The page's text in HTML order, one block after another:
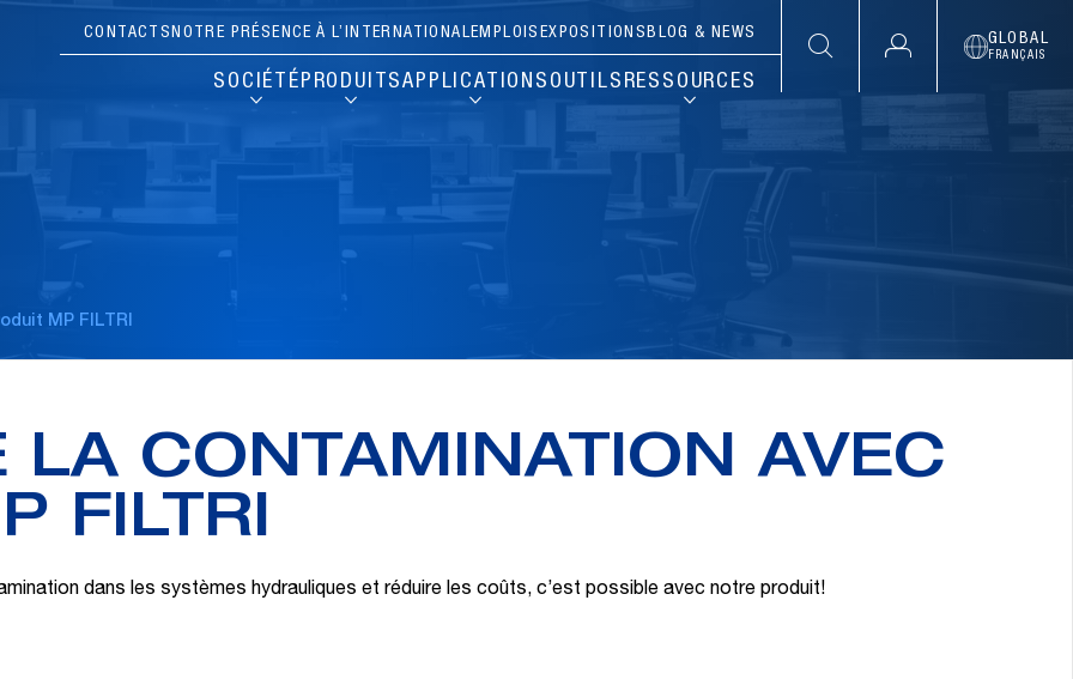
CONTACTSNOTRE PRÉSENCE À L’INTERNATIONALEMPLOIS EXPOSITIONSBLOG & NEWS
SOCIÉTÉPRODUITSAPPLICATIONS OUTILS RESSOURCES
GLOBAL
FRANÇAIS
MP FILTRI
LA CONTAMINATION AVEC
FILTRI
dans les systèmes hydrauliques et réduire les coûts, c’est possible avec notre produit!